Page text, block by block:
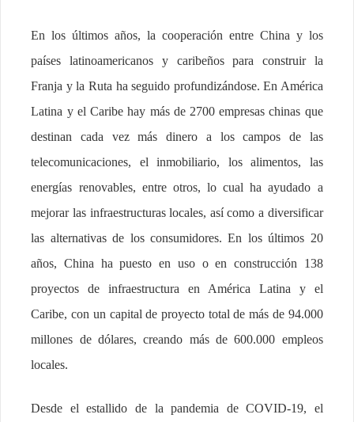
En los últimos años, la cooperación entre China y los
países latinoamericanos y caribeños para construir la
Franja y la Ruta ha seguido profundizándose. En América
Latina y el Caribe hay más de 2700 empresas chinas que
destinan cada vez más dinero a los campos de las
telecomunicaciones, el inmobiliario, los alimentos, las
energías renovables, entre otros, lo cual ha ayudado a
mejorar las infraestructuras locales, así como a diversificar
las alternativas de los consumidores. En los últimos 20
años, China ha puesto en uso o en construcción 138
proyectos de infraestructura en América Latina y el
Caribe, con un capital de proyecto total de más de 94.000
millones de dólares, creando más de 600.000 empleos
locales.
Desde el estallido de la pandemia de COVID-19, el